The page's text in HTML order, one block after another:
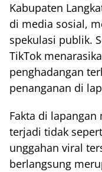
Kabupaten
di media sosial,
spekulasi publik.
TikTok
penghadangan
penanganan di
Fakta di
terjadi tidak
unggahan viral
berlangsung